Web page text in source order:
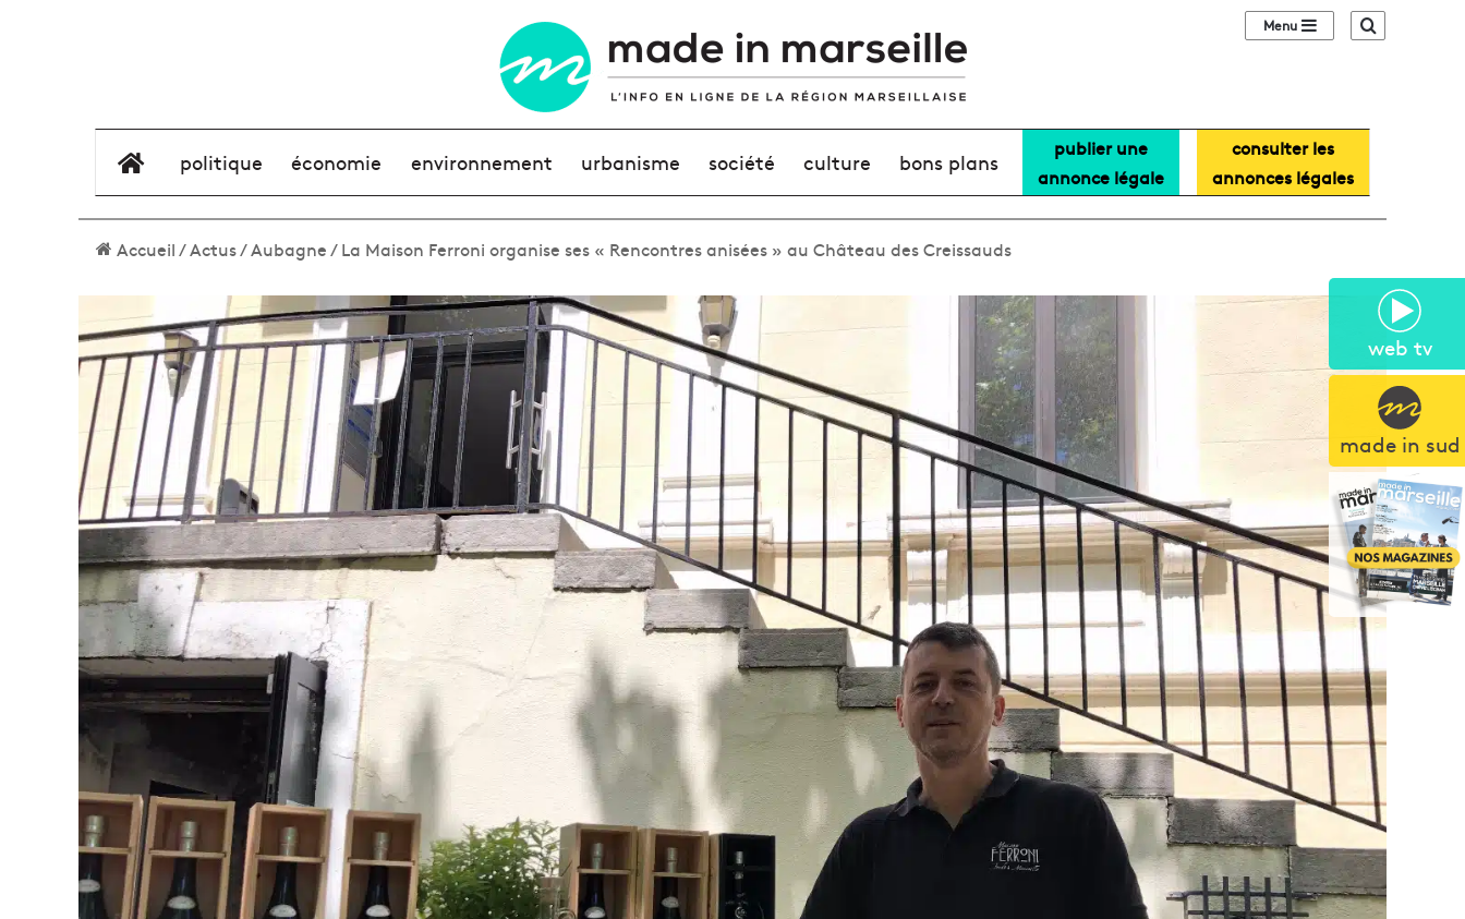
web tv
made in sud
Sidebar (barre
élément de menu
politique économie environnement urbanisme société culture bons plans
publier une
annonce légale
consulter les
annonces légales
Accueil/Actus/Aubagne/La Maison Ferroni organise ses « Rencontres anisées » au Château des Creissauds